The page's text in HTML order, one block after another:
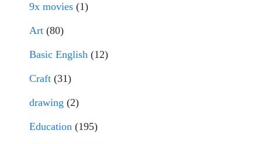
9x movies (1)
Art (80)
Basic English (12)
Craft (31)
drawing (2)
Education (195)